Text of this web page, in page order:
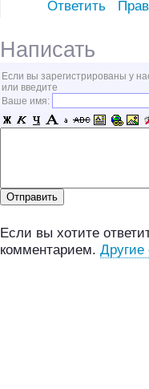
Ответить
Написать
Если вы зарегистрированы у
или введите
Ваше имя:
Если вы хотите
комментарием. Другие